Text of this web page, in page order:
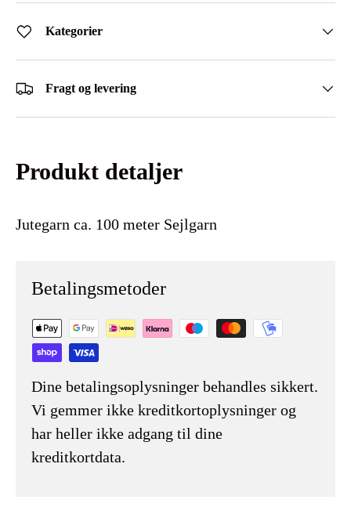
Kategorier
Fragt og levering
Produkt detaljer
Jutegarn ca. 100 meter Sejlgarn
Betalingsmetoder
Dine betalingsoplysninger behandles sikkert.
Vi gemmer ikke kreditkortoplysninger og
har heller ikke adgang til dine
kreditkortdata.